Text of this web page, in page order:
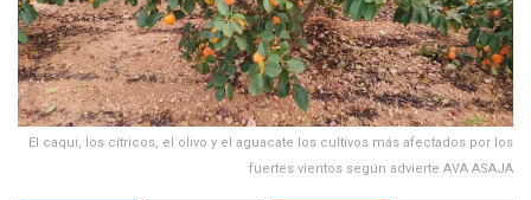
El caqui, los cítricos, el olivo y el aguacate los cultivos más afectados por los
fuertes vientos según advierte AVA ASAJA